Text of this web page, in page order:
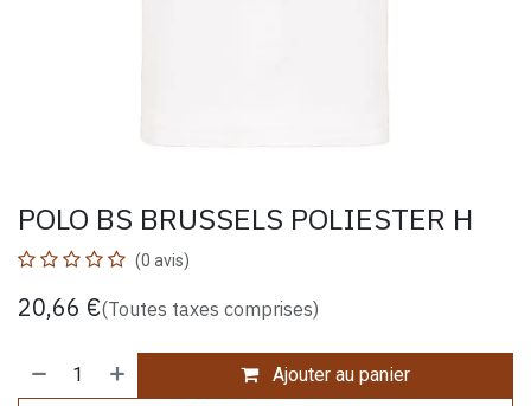
POLO BS BRUSSELS POLIESTER H
(0 avis)
20,66 €(Toutes taxes comprises)
Ajouter au panier